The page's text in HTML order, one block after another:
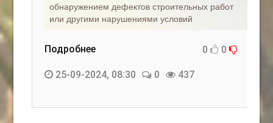
обнаружением дефектов строительных работ
или другими нарушениями условий
Подробнее 0 0
25-09-2024, 08:30 0 437